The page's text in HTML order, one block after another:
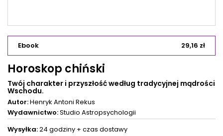
Ebook 29,16 zł
Horoskop chiński
Twój charakter i przyszłość według tradycyjnej mądrości
Wschodu.
Autor:Henryk Antoni Rekus
Wydawnictwo:Studio Astropsychologii
Wysyłka:24 godziny + czas dostawy